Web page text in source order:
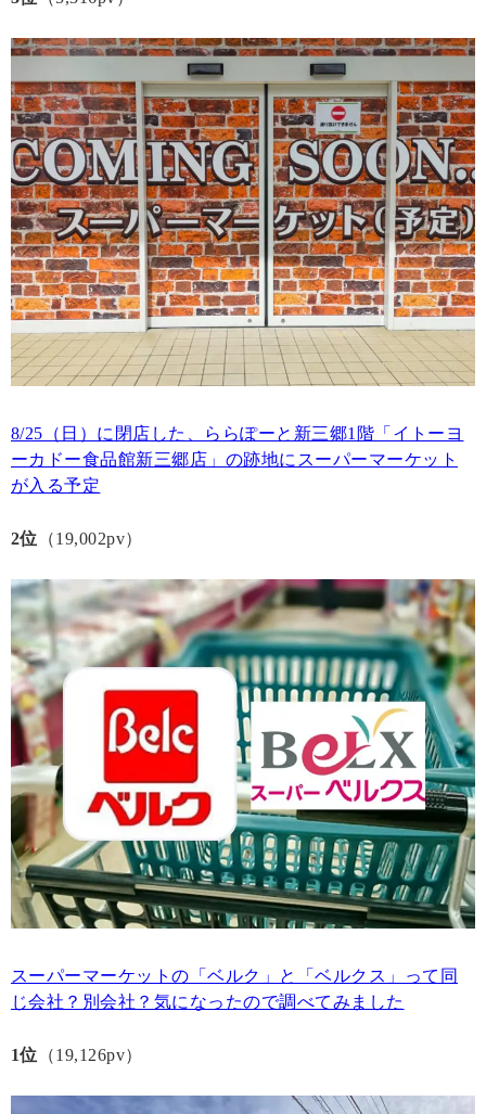
8/25（日）に閉店した、ららぽーと新三郷1階「イトーヨ
ーカドー食品館新三郷店」の跡地にスーパーマーケット
が入る予定
2位 （19,002pv）
スーパーマーケットの「ベルク」と「ベルクス」って同
じ会社？別会社？気になったので調べてみました
1位 （19,126pv）